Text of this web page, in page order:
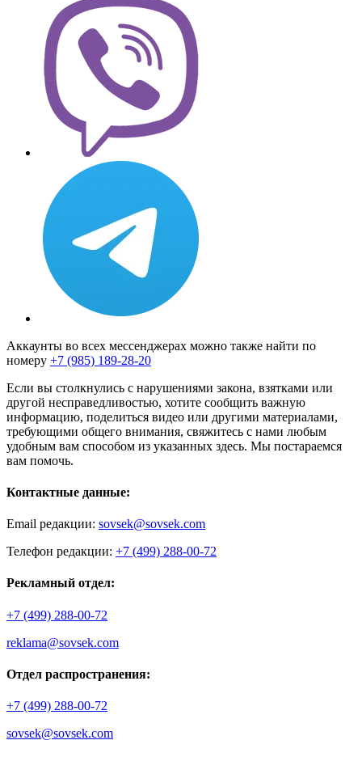
Аккаунты во всех мессенджерах можно также найти по
номеру +7 (985) 189-28-20
Если вы столкнулись с нарушениями закона, взятками или
другой несправедливостью, хотите сообщить важную
информацию, поделиться видео или другими материалами,
требующими общего внимания, свяжитесь с нами любым
удобным вам способом из указанных здесь. Мы постараемся
вам помочь.
Контактные данные:
Email редакции: sovsek@sovsek.com
Телефон редакции: +7 (499) 288-00-72
Рекламный отдел:
+7 (499) 288-00-72
reklama@sovsek.com
Отдел распространения:
+7 (499) 288-00-72
sovsek@sovsek.com